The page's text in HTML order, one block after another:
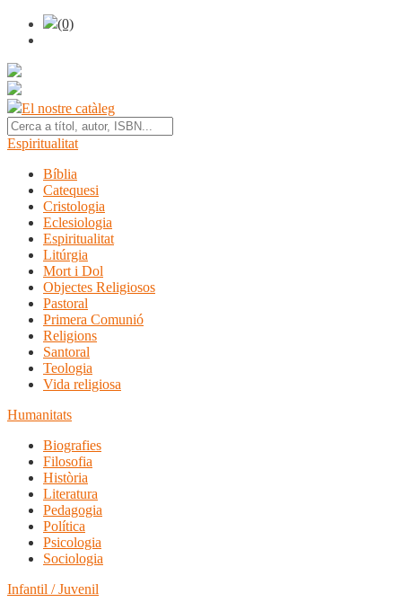
(0)
El nostre catàleg
Espiritualitat
Bíblia
Catequesi
Cristologia
Eclesiologia
Espiritualitat
Litúrgia
Mort i Dol
Objectes Religiosos
Pastoral
Primera Comunió
Religions
Santoral
Teologia
Vida religiosa
Humanitats
Biografies
Filosofia
Història
Literatura
Pedagogia
Política
Psicologia
Sociologia
Infantil / Juvenil